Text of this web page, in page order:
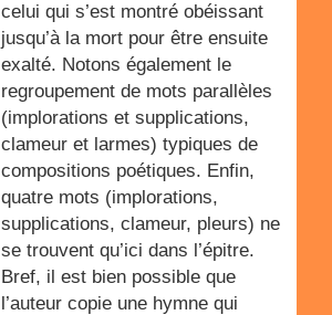
celui qui s’est montré obéissant
jusqu’à la mort pour être ensuite
exalté. Notons également le
regroupement de mots parallèles
(implorations et supplications,
clameur et larmes) typiques de
compositions poétiques. Enfin,
quatre mots (implorations,
supplications, clameur, pleurs) ne
se trouvent qu’ici dans l’épitre.
Bref, il est bien possible que
l’auteur copie une hymne qui